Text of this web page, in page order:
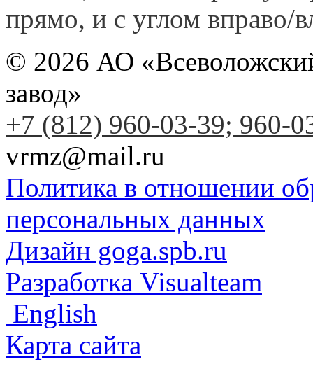
прямо, и с углом вправо/
© 2026 АО
завод»
+7 (812) 960-03-39; 960-
vrmz@mail.ru
Политика в отношении
персональных данных
Дизайн goga.spb.ru
Разработка Visualteam
English
Карта сайта